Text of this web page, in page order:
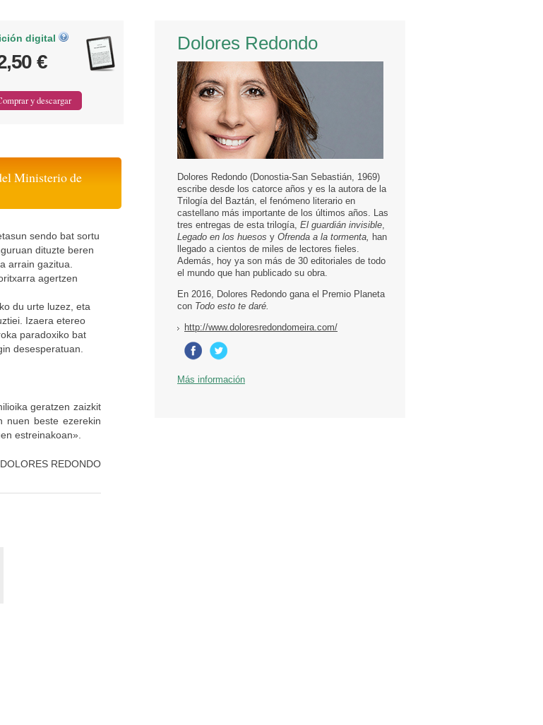
digital
€
Ministerio de
sendo bat sortu
dituzte beren
arrain gazitua.
agertzen
du urte luzez, eta
Izaera etereo
paradoxiko bat
desesperatuan.
geratzen zaizkit
nuen beste ezerekin
estreinakoan».
DOLORES REDONDO
Dolores Redondo
Dolores Redondo (Donostia-San Sebastián, 1969)
escribe desde los catorce años y es la autora de la
Trilogía del Baztán, el fenómeno literario en
castellano más importante de los últimos años. Las
tres entregas de esta trilogía, El guardián invisible,
Legado en los huesos y Ofrenda a la tormenta, han
llegado a cientos de miles de lectores fieles.
Además, hoy ya son más de 30 editoriales de todo
el mundo que han publicado su obra.
En 2016, Dolores Redondo gana el Premio Planeta
con Todo esto te daré.
http://www.doloresredondomeira.com/
Más información